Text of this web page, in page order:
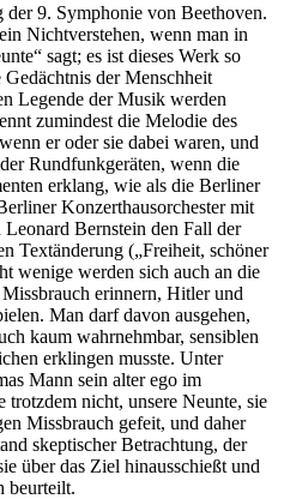
der 9. Symphonie von Beethoven.
Nichtverstehen, wenn man in
sagt; es ist dieses Werk so
der Menschheit
Legende der Musik werden
zumindest die Melodie des
er oder sie dabei waren, und
Rundfunkgeräten, wenn die
erklang, wie als die Berliner
Konzerthausorchester mit
Leonard Bernstein den Fall der
Textänderung („Freiheit, schöner
wenige werden sich auch an die
erinnern, Hitler und
Man darf davon ausgehen,
kaum wahrnehmbar, sensiblen
erklingen musste. Unter
Mann sein alter ego im
trotzdem nicht, unsere Neunte, sie
Missbrauch gefeit, und daher
skeptischer Betrachtung, der
über das Ziel hinausschießt und
beurteilt.